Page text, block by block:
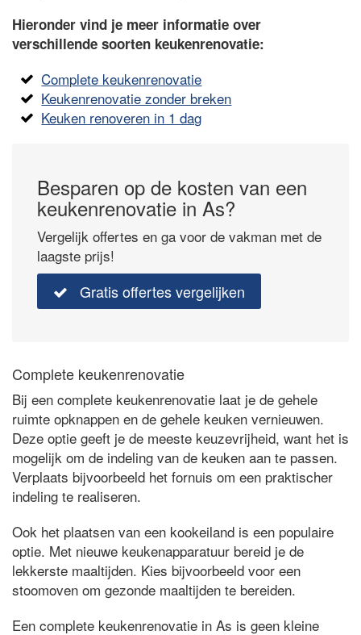
Hieronder vind je meer informatie over
verschillende soorten keukenrenovatie:
Complete keukenrenovatie
Keukenrenovatie zonder breken
Keuken renoveren in 1 dag
Besparen op de kosten van een
keukenrenovatie in As?
Vergelijk offertes en ga voor de vakman met de
laagste prijs!
Gratis offertes vergelijken
Complete keukenrenovatie
Bij een complete keukenrenovatie laat je de gehele
ruimte opknappen en de gehele keuken vernieuwen.
Deze optie geeft je de meeste keuzevrijheid, want het is
mogelijk om de indeling van de keuken aan te passen.
Verplaats bijvoorbeeld het fornuis om een praktischer
indeling te realiseren.
Ook het plaatsen van een kookeiland is een populaire
optie. Met nieuwe keukenapparatuur bereid je de
lekkerste maaltijden. Kies bijvoorbeeld voor een
stoomoven om gezonde maaltijden te bereiden.
Een complete keukenrenovatie in As is geen kleine